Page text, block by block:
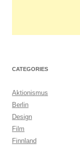
CATEGORIES
Aktionismus
Berlin
Design
Film
Finnland